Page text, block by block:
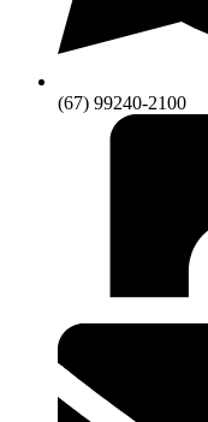
(67) 99240-2100